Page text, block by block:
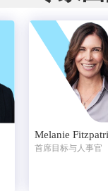
Melanie
首席目标与人事官